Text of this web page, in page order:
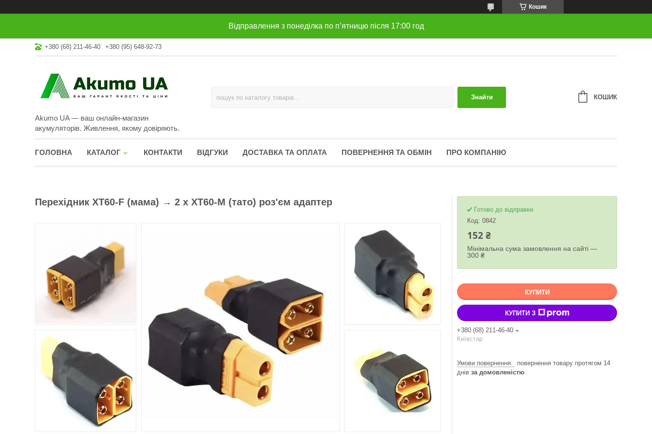
Кошик
Відправлення з понеділка по п’ятницю після 17:00 год
+380 (68) 211-46-40 +380 (95) 648-92-73
Akumo UA — ваш онлайн-магазин
акумуляторів. Живлення, якому довіряють.
Знайти КОШИК
ГОЛОВНА КАТАЛОГ КОНТАКТИ ВІДГУКИ ДОСТАВКА ТА ОПЛАТА ПОВЕРНЕННЯ ТА ОБМІН ПРО КОМПАНІЮ
Перехідник XT60-F (мама) → 2 х XT60-M (тато) роз'єм адаптер
Готово до відправки
Код: 0842
152 ₴
Мінімальна сума замовлення на сайті —
300 ₴
КУПИТИ
КУПИТИ З
+380 (68) 211-46-40
Київстар
повернення товару протягом 14
днів за домовленістю